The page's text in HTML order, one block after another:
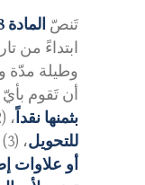
تَنصّ المادة 8
ابتداءً من
وطيلة مدّة
أن تَقوم بأيّ
بثمنها نقداً ، (2)
للتحويل، (3)
أو علاوات